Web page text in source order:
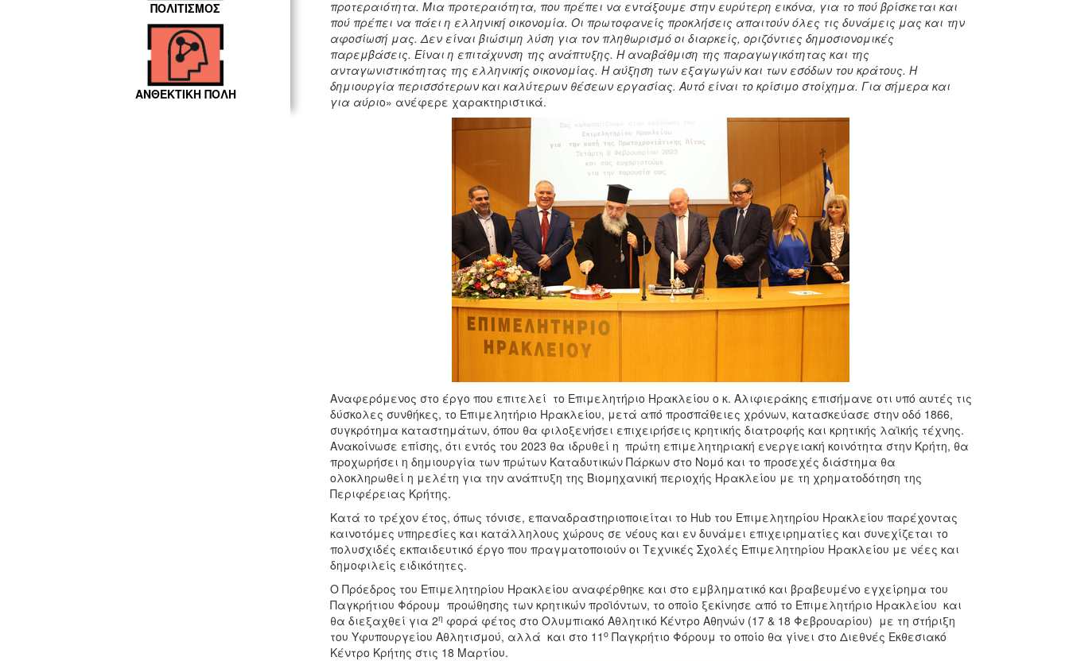
ΠΟΛΙΤΙΣΜΟΣ
ΑΝΘΕΚΤΙΚΗ ΠΟΛΗ
προτεραιότητα. Μια προτεραιότητα, που πρέπει να εντάξουμε στην ευρύτερη εικόνα, για το πού βρίσκεται και
πού πρέπει να πάει η ελληνική οικονομία. Οι πρωτοφανείς προκλήσεις απαιτούν όλες τις δυνάμεις μας και την
αφοσίωσή μας. Δεν είναι βιώσιμη λύση για τον πληθωρισμό οι διαρκείς, οριζόντιες δημοσιονομικές
παρεμβάσεις. Είναι η επιτάχυνση της ανάπτυξης. Η αναβάθμιση της παραγωγικότητας και της
ανταγωνιστικότητας της ελληνικής οικονομίας. Η αύξηση των εξαγωγών και των εσόδων του κράτους. Η
δημιουργία περισσότερων και καλύτερων θέσεων εργασίας. Αυτό είναι το κρίσιμο στοίχημα. Για σήμερα και
για αύριο» ανέφερε χαρακτηριστικά.
Αναφερόμενος στο έργο που επιτελεί το Επιμελητήριο Ηρακλείου ο κ. Αλιφιεράκης επισήμανε οτι υπό αυτές τις
δύσκολες συνθήκες, το Επιμελητήριο Ηρακλείου, μετά από προσπάθειες χρόνων, κατασκεύασε στην οδό 1866,
συγκρότημα καταστημάτων, όπου θα φιλοξενήσει επιχειρήσεις κρητικής διατροφής και κρητικής λαϊκής τέχνης.
Ανακοίνωσε επίσης, ότι εντός του 2023 θα ιδρυθεί η πρώτη επιμελητηριακή ενεργειακή κοινότητα στην Κρήτη, θα
προχωρήσει η δημιουργία των πρώτων Καταδυτικών Πάρκων στο Νομό και το προσεχές διάστημα θα
ολοκληρωθεί η μελέτη για την ανάπτυξη της Βιομηχανική περιοχής Ηρακλείου με τη χρηματοδότηση της
Περιφέρειας Κρήτης.
Κατά το τρέχον έτος, όπως τόνισε, επαναδραστηριοποιείται το Hub του Επιμελητηρίου Ηρακλείου παρέχοντας
καινοτόμες υπηρεσίες και κατάλληλους χώρους σε νέους και εν δυνάμει επιχειρηματίες και συνεχίζεται το
πολυσχιδές εκπαιδευτικό έργο που πραγματοποιούν οι Τεχνικές Σχολές Επιμελητηρίου Ηρακλείου με νέες και
δημοφιλείς ειδικότητες.
Ο Πρόεδρος του Επιμελητηρίου Ηρακλείου αναφέρθηκε και στο εμβληματικό και βραβευμένο εγχείρημα του
Παγκρήτιου Φόρουμ προώθησης των κρητικών προϊόντων, το οποίο ξεκίνησε από το Επιμελητήριο Ηρακλείου και
θα διεξαχθεί για 2η φορά φέτος στο Ολυμπιακό Αθλητικό Κέντρο Αθηνών (17 & 18 Φεβρουαρίου) με τη στήριξη
του Υφυπουργείου Αθλητισμού, αλλά και στο 11 οΠαγκρήτιο Φόρουμ το οποίο θα γίνει στο Διεθνές Εκθεσιακό
Κέντρο Κρήτης στις 18 Μαρτίου.